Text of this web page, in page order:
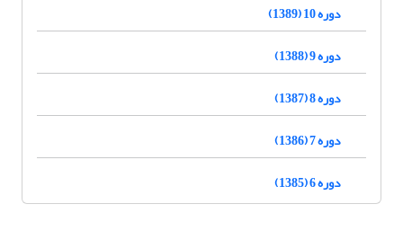
دوره 10 (1389)
دوره 9 (1388)
دوره 8 (1387)
دوره 7 (1386)
دوره 6 (1385)